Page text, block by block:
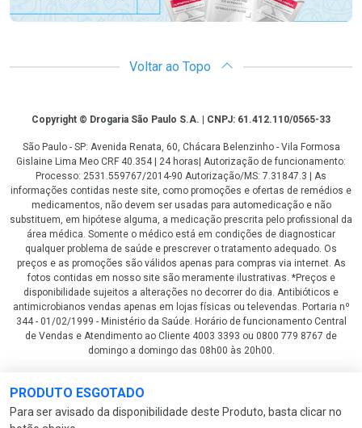
PRODUTO ESGOTADO
Para ser avisado da disponibilidade deste Produto, basta clicar no
Voltar ao Topo
CopyrightCopyright © Drogaria São Paulo S.A. | CNPJ: 61.412.110/0565-33
São Paulo - SP: Avenida Renata, 60, Chácara Belenzinho - Vila Formosa
Gislaine Lima Meo CRF 40.354 | 24 horas| Autorização de funcionamento:
Processo: 2531.559767/2014-90 Autorização/MS: 7.31847.3 | As
informações contidas neste site, como promoções e ofertas de remédios e
medicamentos, não devem ser usadas para automedicação e não
substituem, em hipótese alguma, a medicação prescrita pelo profissional da
área médica. Somente o médico está em condições de diagnosticar
qualquer problema de saúde e prescrever o tratamento adequado. Os
preços e as promoções são válidos apenas para compras via internet. As
fotos contidas em nosso site são meramente ilustrativas. *Preços e
disponibilidade sujeitos a alterações no decorrer do dia. Antibióticos e
antimicrobianos vendas apenas em lojas físicas ou televendas. Portaria nº
344 - 01/02/1999 - Ministério da Saúde. Horário de funcionamento Central
de Vendas e Atendimento ao Cliente 4003 3393 ou 0800 779 8767 de
domingo a domingo das 08h00 às 20h00.
LGPD Aceite os Cookies